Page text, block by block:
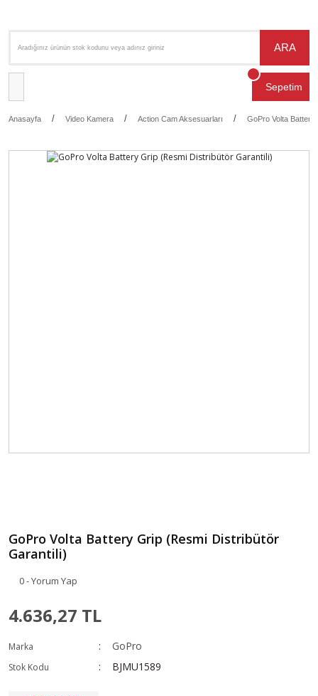
ARA
Sepetim
Anasayfa Video Kamera Action Cam Aksesuarları GoPro Volta
GoPro Volta Battery Grip (Resmi Distribütör
Garantili)
0 - Yorum Yap
4.636,27 TL
Marka GoPro
Stok Kodu BJMU1589